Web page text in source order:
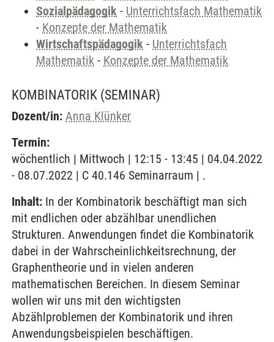
Sozialpädagogik - Unterrichtsfach Mathematik
- Konzepte der Mathematik
Wirtschaftspädagogik - Unterrichtsfach
Mathematik - Konzepte der Mathematik
KOMBINATORIK (SEMINAR)
Dozent/in: Anna Klünker
Termin:
wöchentlich | Mittwoch | 12:15 - 13:45 | 04.04.2022
- 08.07.2022 | C 40.146 Seminarraum | .
Inhalt: In der Kombinatorik beschäftigt man sich
mit endlichen oder abzählbar unendlichen
Strukturen. Anwendungen findet die Kombinatorik
dabei in der Wahrscheinlichkeitsrechnung, der
Graphentheorie und in vielen anderen
mathematischen Bereichen. In diesem Seminar
wollen wir uns mit den wichtigsten
Abzählproblemen der Kombinatorik und ihren
Anwendungsbeispielen beschäftigen.